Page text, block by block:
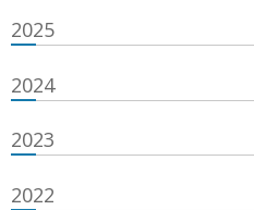
2025
2024
2023
2022